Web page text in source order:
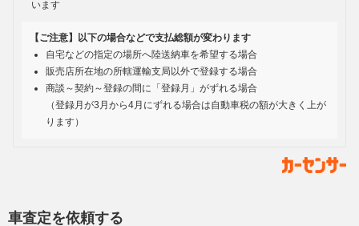
います
【ご注意】以下の場合などで支払総額が変わります
自宅などの指定の場所へ陸送納車を希望する場合
販売店所在地の所轄運輸支局以外で登録する場合
商談～契約～登録の間に「登録月」がずれる場合
（登録月が3月から4月にずれる場合は自動車税の額が大きく上が
ります）
車査定を依頼する